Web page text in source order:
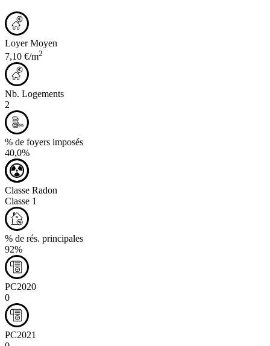
Loyer Moyen
7,10 €/m2
Nb. Logements
2
% de foyers imposés
40,0%
Classe Radon
Classe 1
% de rés. principales
92%
PC2020
0
PC2021